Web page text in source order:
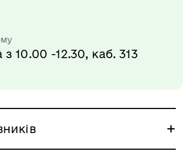
10.00 -12.30, каб. 313